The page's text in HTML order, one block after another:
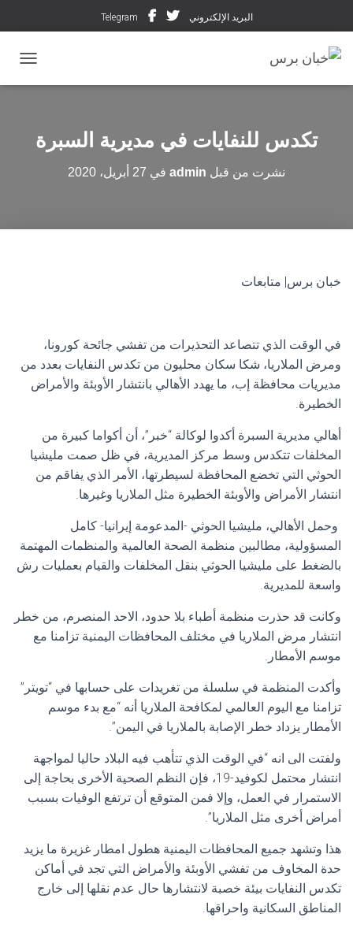
البريد الإلكتروني Telegram
تكدس للنفايات في مديرية السبرة
نشرت من قبل admin في 27 أبريل، 2020
خبان برس| متابعات
في الوقت الذي تتصاعد التحذيرات من تفشي جائحة كورونا،
ومرض الملاريا، شكا سكان محليون من تكدس النفايات بعدد من
مديريات محافظة إب، ما يهدد الأهالي بانتشار الأوبئة والأمراض
الخطيرة.
أهالي مديرية السبرة أكدوا لوكالة “خبر”، أن أكواما كبيرة من
المخلفات تتكدس وسط مركز المديرية، في ظل صمت مليشيا
الحوثي التي تخضع المحافظة لسيطرتها، الأمر الذي يفاقم من
انتشار الأمراض والأوبئة الخطيرة مثل الملاريا وغيرها.
وحمل الأهالي، مليشيا الحوثي -المدعومة إيرانيا- كامل
المسؤولية، مطالبين منظمة الصحة العالمية والمنظمات المهتمة
بالضغط على مليشيا الحوثي بنقل المخلفات والقيام بعمليات رش
واسعة للمديرية.
وكانت قد حذرت منظمة أطباء بلا حدود، الاحد المنصرم، من خطر
انتشار مرض الملاريا في مختلف المحافظات اليمنية تزامنا مع
موسم الأمطار.
وأكدت المنظمة في سلسلة من تغريدات على حسابها في “تويتر”
تزامنا مع اليوم العالمي لمكافحة الملاريا أنه “مع بدء موسم
الأمطار يزداد خطر الإصابة بالملاريا في اليمن”.
ولفتت الى انه “في الوقت الذي تتأهب فيه البلاد حاليا لمواجهة
انتشار محتمل لكوفيد-19، فإن النظم الصحية الأخرى بحاجة إلى
الاستمرار في العمل، وإلا فمن المتوقع أن ترتفع الوفيات بسبب
أمراض أخرى مثل الملاريا”.
هذا وتشهد جميع المحافظات اليمنية هطول امطار غزيرة ما يزيد
حدة المخاوف من تفشي الأوبئة والأمراض التي تجد في أماكن
تكدس النفايات بيئة خصبة لانتشارها حال عدم نقلها إلى خارج
المناطق السكانية واحراقها.